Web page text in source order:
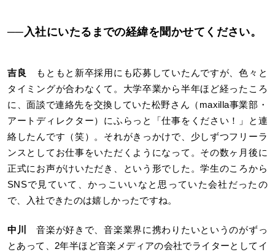
──入社にいたるまでの経緯を聞かせてください。
吉良
もともと新卒採用にも応募していたんですが、色々と
タイミングが合わなくて。大学卒業から半年ほど経ったころ
に、面談で連絡先を交換していた松野さん（maxilla事業部・
アートディレクター）にふらっと「仕事をください！」と連
絡したんです（笑）。それがきっかけで、少しずつフリーラ
ンスとしてお仕事をいただくようになって。その数ヶ月後に
正式にお声がけいただき、という形でした。学生のころから
SNSで見ていて、かっこいいなと思っていた会社だったの
で、入社できたのは嬉しかったですね。
中川
音楽が好きで、音楽業界に携わりたいというのがずっ
とあって、2年半ほど音楽メディアの会社でライターとしてイ